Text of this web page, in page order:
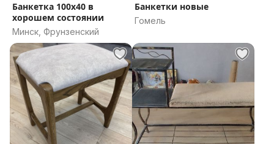
Банкетка 100х40 в
хорошем состоянии
Минск, Фрунзенский
Банкетки новые
Гомель